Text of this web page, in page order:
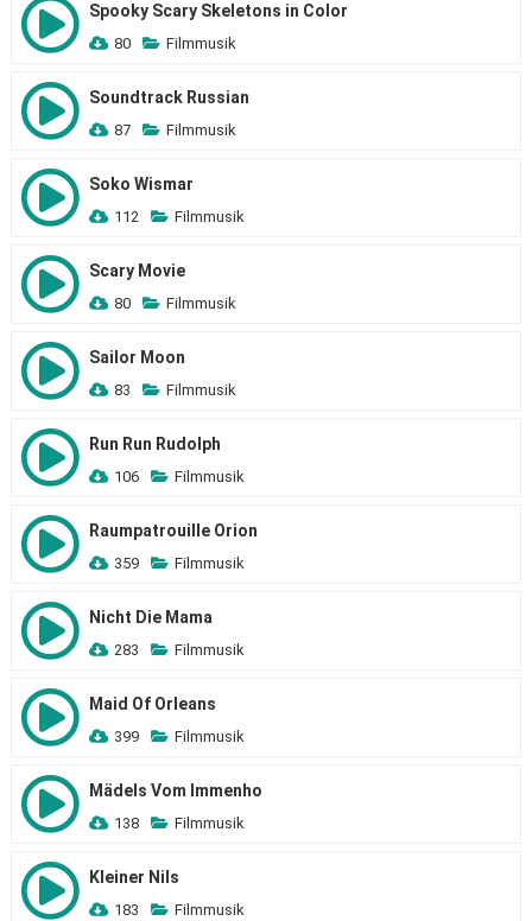
Spooky Scary Skeletons in Color
80 Filmmusik
Soundtrack Russian
87 Filmmusik
Soko Wismar
112 Filmmusik
Scary Movie
80 Filmmusik
Sailor Moon
83 Filmmusik
Run Run Rudolph
106 Filmmusik
Raumpatrouille Orion
359 Filmmusik
Nicht Die Mama
283 Filmmusik
Maid Of Orleans
399 Filmmusik
Mädels Vom Immenho
138 Filmmusik
Kleiner Nils
183 Filmmusik